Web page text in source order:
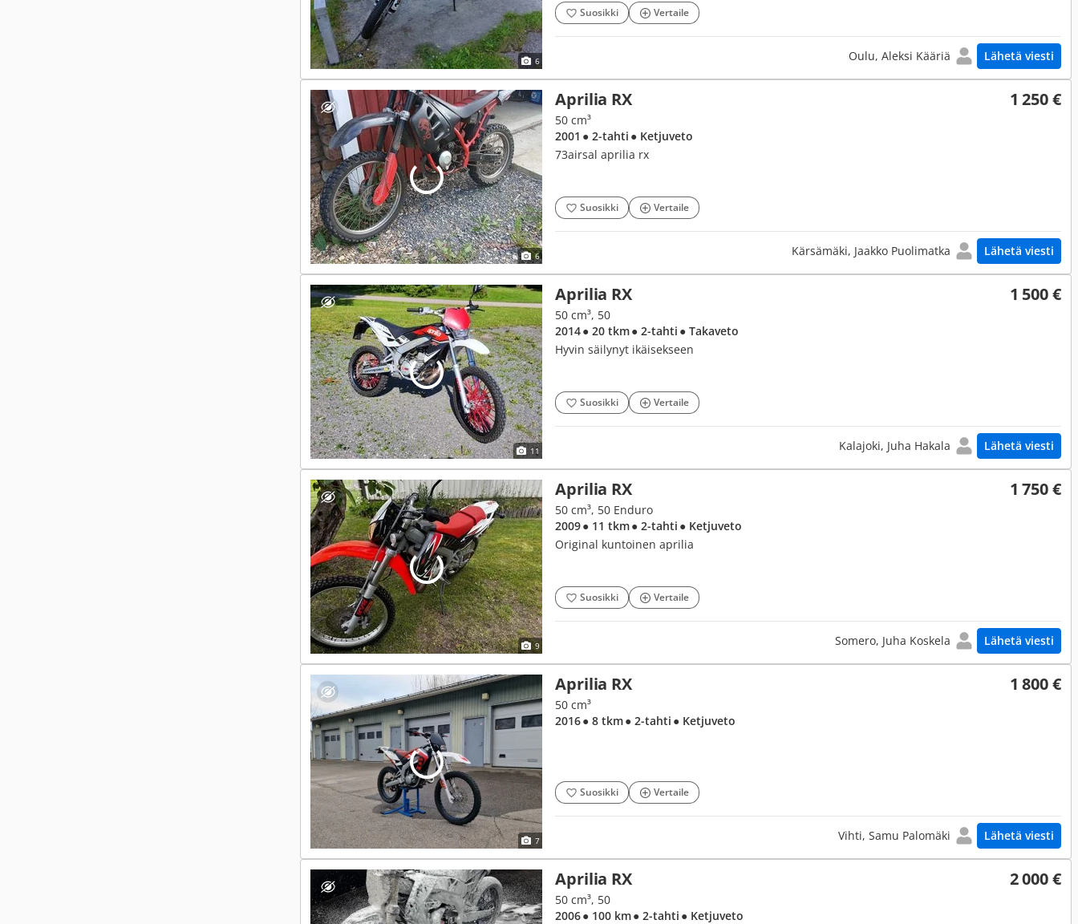
6
Suosikki Vertaile
Oulu, Aleksi Kääriä Lähetä viesti
6
Aprilia RX 1 250 €
50 cm³
2001 ● 2-tahti ● Ketjuveto
73airsal aprilia rx
Suosikki Vertaile
Kärsämäki, Jaakko Puolimatka Lähetä viesti
11
Aprilia RX 1 500 €
50 cm³, 50
2014● 20 tkm● 2-tahti ● Takaveto
Hyvin säilynyt ikäisekseen
Suosikki Vertaile
Kalajoki, Juha Hakala Lähetä viesti
9
Aprilia RX 1 750 €
50 cm³, 50 Enduro
2009● 11 tkm● 2-tahti ● Ketjuveto
Original kuntoinen aprilia
Suosikki Vertaile
Somero, Juha Koskela Lähetä viesti
7
Aprilia RX 1 800 €
50 cm³
2016● 8 tkm● 2-tahti ● Ketjuveto
Suosikki Vertaile
Vihti, Samu Palomäki Lähetä viesti
Aprilia RX 2 000 €
50 cm³, 50
2006● 100 km● 2-tahti ● Ketjuveto